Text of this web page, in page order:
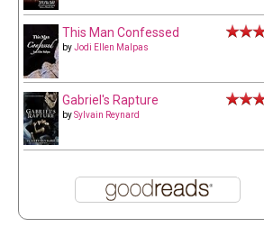
This Man Confessed
byJodi Ellen Malpas
Gabriel's Rapture
bySylvain Reynard